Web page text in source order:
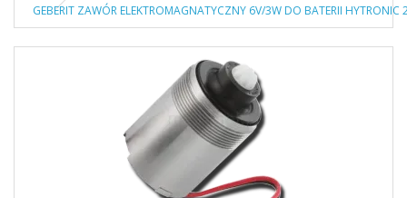
GEBERIT ZAWÓR ELEKTROMAGNATYCZNY 6V/3W DO BATERII